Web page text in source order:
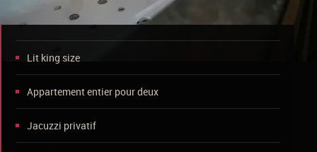
Lit king size
Appartement entier pour deux
Jacuzzi privatif